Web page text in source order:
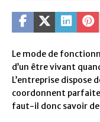
Le mode de
d’un être vivant
L’entreprise dispose
coordonnent
faut-il donc savoir